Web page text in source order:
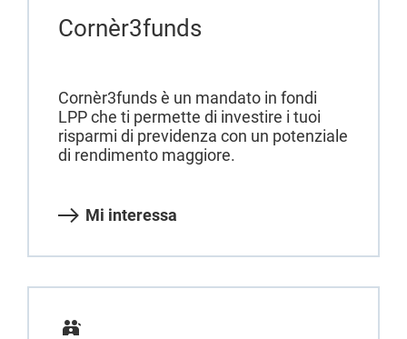
Cornèr3funds
Cornèr3funds è un mandato in fondi
LPP che ti permette di investire i tuoi
risparmi di previdenza con un potenziale
di rendimento maggiore.
Mi interessa